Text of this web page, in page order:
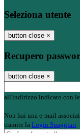
Seleziona utente
button close ×
Recupero
button close ×
all'indirizzo indicato con le
Non hai una e-mail
tramite la Login Spaggiari